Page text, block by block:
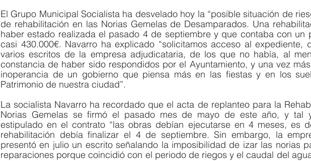
El Grupo Municipal Socialista ha desvelado hoy la “posible situación de
de rehabilitación en las Norias Gemelas de Desamparados. Una
haber estado realizada el pasado 4 de septiembre y que contaba con un
casi 430.000€. Navarro ha explicado “solicitamos acceso al expediente,
varios escritos de la empresa adjudicataria, de los que no había, al
constancia de haber sido respondidos por el Ayuntamiento, y una vez
inoperancia de un gobierno que piensa más en las fiestas y en los
Patrimonio de nuestra ciudad”.
La socialista Navarro ha recordado que el acta de replanteo para la
Norias Gemelas se firmó el pasado mes de mayo de este año, y tal
estipulado en el contrato “las obras debían ejecutarse en 4 meses, es
rehabilitación debía finalizar el 4 de septiembre. Sin embargo, la
presentó en julio un escrito señalando la imposibilidad de izar las norias
reparaciones porque coincidió con el periodo de riegos y el caudal del